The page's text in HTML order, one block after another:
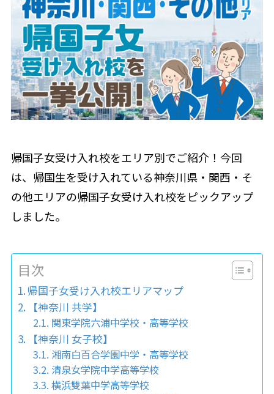
帰国子女受け入れ校をエリア別でご紹介！今回
は、帰国生を受け入れている神奈川県・関西・そ
の他エリアの帰国子女受け入れ校をピックアップ
しました。
目次
帰国子女受け入れ校エリアマップ
【神奈川 共学】
関東学院六浦中学校・高等学校
【神奈川 女子校】
湘南白百合学園中学・高等学校
清泉女学院中学高等学校
横浜雙葉中学高等学校